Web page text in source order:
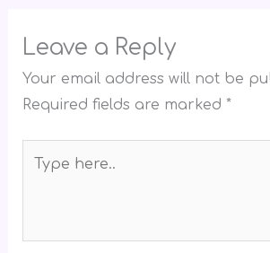
Leave a Reply
Your email address will not be
Required fields are marked *
here..